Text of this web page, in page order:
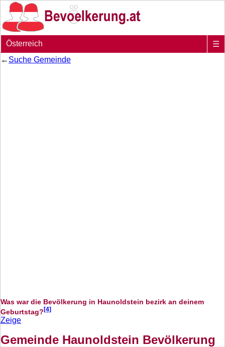
Österreich
☰
← Suche Gemeinde
Was war die Bevölkerung in Haunoldstein bezirk an deinem
Geburtstag?[4]
Zeige
Gemeinde Haunoldstein Bevölkerung